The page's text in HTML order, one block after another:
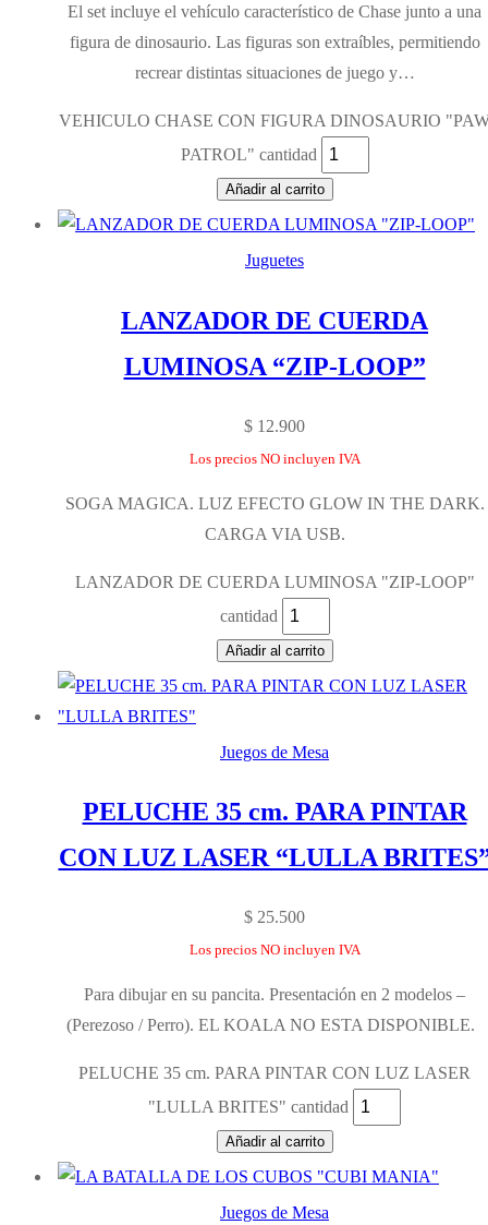
El set incluye el vehículo característico de Chase junto a una
figura de dinosaurio. Las figuras son extraíbles, permitiendo
recrear distintas situaciones de juego y…
VEHICULO CHASE CON FIGURA DINOSAURIO
PATROL" cantidad
Añadir al carrito
Juguetes
LANZADOR DE CUERDA
LUMINOSA “ZIP-LOOP”
$ 12.900
Los precios NO incluyen IVA
SOGA MAGICA. LUZ EFECTO GLOW IN THE DARK.
CARGA VIA USB.
LANZADOR DE CUERDA LUMINOSA "ZIP-LOOP"
cantidad
Añadir al carrito
Juegos de Mesa
PELUCHE 35 cm. PARA PINTAR
CON LUZ LASER “LULLA
$ 25.500
Los precios NO incluyen IVA
Para dibujar en su pancita. Presentación en 2 modelos –
(Perezoso / Perro). EL KOALA NO ESTA DISPONIBLE.
PELUCHE 35 cm. PARA PINTAR CON LUZ LASER
"LULLA BRITES" cantidad
Añadir al carrito
Juegos de Mesa